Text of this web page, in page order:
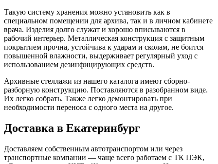
Такую систему хранения можно установить как в
специальном помещении для архива, так и в личном кабинете
врача. Изделия долго служат и хорошо вписываются в
рабочий интерьер. Металлическая конструкция с защитным
покрытием прочна, устойчива к ударам и сколам, не боится
повышенной влажности, выдерживает регулярный уход с
использованием дезинфицирующих средств.
Архивные стеллажи из нашего каталога имеют сборно-
разборную конструкцию. Поставляются в разобранном виде.
Их легко собрать. Также легко демонтировать при
необходимости переноса с одного места на другое.
Доставка в Екатеринбург
Доставляем собственным автотранспортом или через
транспортные компании — чаще всего работаем с ТК ПЭК,